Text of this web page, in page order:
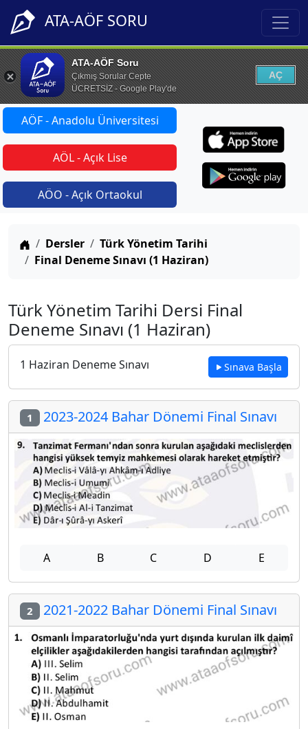
ATA-AÖF SORU
ATA-AÖF Soru
Çıkmış Sorular Cepte
ÜCRETSİZ - Google Play'de
AÇ
AÖF - Anadolu Üniversitesi
AÖL - Açık Lise
AÖO - Açık Ortaokul
Anasayfa
Dersler
Türk Yönetim Tarihi
Final Deneme Sınavı (1 Haziran)
Türk Yönetim Tarihi Dersi Final
Deneme Sınavı (1 Haziran)
1 Haziran Deneme Sınavı Sınava Başla
1 2023-2024 Bahar Dönemi Final Sınavı
A B C D E
2 2021-2022 Bahar Dönemi Final Sınavı